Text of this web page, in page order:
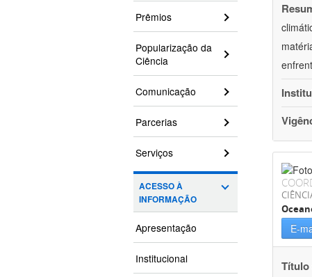
Prêmios
Popularização da
Ciência
Comunicação
Parcerias
Serviços
ACESSO À
INFORMAÇÃO
Apresentação
Institucional
E-
Título